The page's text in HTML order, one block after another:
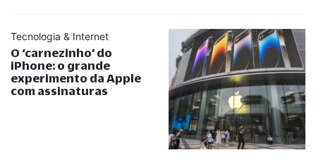
Tecnologia & Internet
O ‘carnezinho’ do
iPhone: o grande
experimento da Apple
com assinaturas